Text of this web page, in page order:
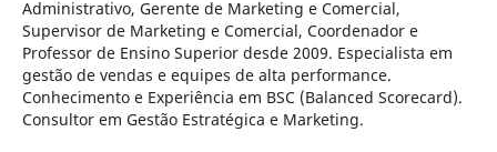
Administrativo, Gerente de Marketing e Comercial,
Supervisor de Marketing e Comercial, Coordenador e
Professor de Ensino Superior desde 2009. Especialista em
gestão de vendas e equipes de alta performance.
Conhecimento e Experiência em BSC (Balanced Scorecard).
Consultor em Gestão Estratégica e Marketing.